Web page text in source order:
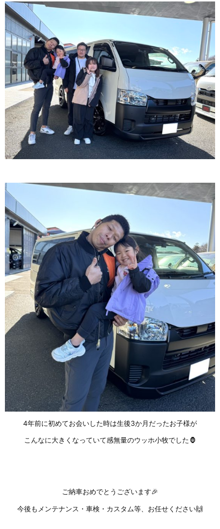
4年前に初めてお会いした時は生後3か月だったお子様が
こんなに大きくなっていて感無量のウッホ小牧でした🦍
ご納車おめでとうございます🎉
今後もメンテナンス・車検・カスタム等、お任せください🙌